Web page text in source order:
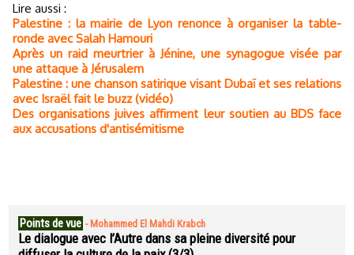
Lire aussi :
Palestine : la mairie de Lyon renonce à organiser la table-
ronde avec Salah Hamouri
Après un raid meurtrier à Jénine, une synagogue visée par
une attaque à Jérusalem
Palestine : une chanson satirique visant Dubaï et ses relations
avec Israël fait le buzz (vidéo)
Des organisations juives affirment leur soutien au BDS face
aux accusations d'antisémitisme
Points de vue - Mohammed El Mahdi Krabch
Le dialogue avec l’Autre dans sa pleine diversité pour